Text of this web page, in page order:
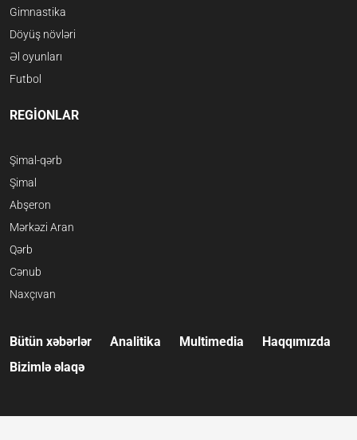
Gimnastika
Döyüş növləri
Əl oyunları
Futbol
REGİONLAR
Şimal-qərb
Şimal
Abşeron
Mərkəzi Aran
Qərb
Cənub
Naxçıvan
Bütün xəbərlər Analitika Multimedia
Haqqımızda
Bizimlə əlaqə